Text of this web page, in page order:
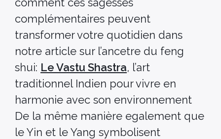
complémentaires peuvent
transformer votre quotidien dans
notre article sur l’ancetre du feng
shui: Le Vastu Shastra, l’art
traditionnel Indien pour vivre en
harmonie avec son environnement
De la même manière egalement que
le Yin et le Yang symbolisent